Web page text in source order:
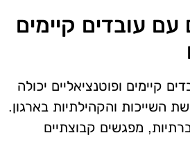
עם עובדים קיימים
קיימים ופוטנציאליים יכולה
השייכות והקהילתיות בארגון.
מפגשים קבוצתיים